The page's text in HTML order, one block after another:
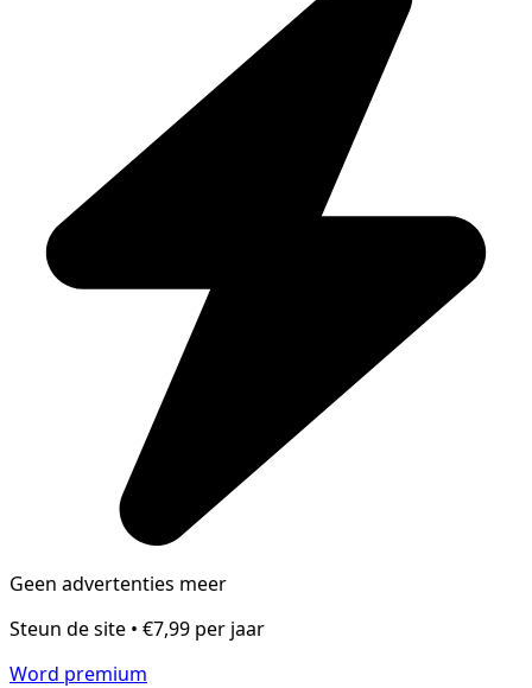
Geen advertenties meer
Steun de site • €7,99 per jaar
Word premium